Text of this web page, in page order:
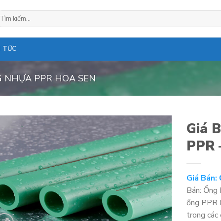
TỨC
NHỰA PPR HOA SEN
Giá
PPR
Giá Bán:
Bán:
ống PPR
trong các